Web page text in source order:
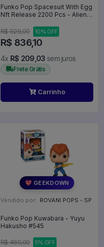
Funko Pop Spacesuit With Egg
Nft Release 2200 Pcs - Alien
R$ 929,00
10% OFF
R$ 836,10
4x R$ 209,03 sem juros
Frete Grátis
Carrinho
💖 GEEKDOWN
Vendido por: ROVANI POPS - SP
Funko Pop Kuwabara - Yuyu
Hakusho #545
R$ 460,00 5% OFF